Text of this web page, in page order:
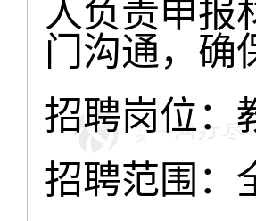
人负责申报
门沟通，确
招聘岗位：
招聘范围：